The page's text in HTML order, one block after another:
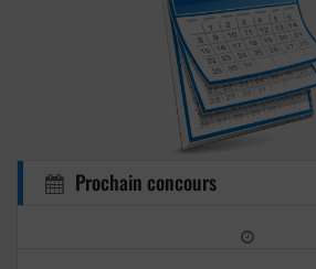
Prochain concours